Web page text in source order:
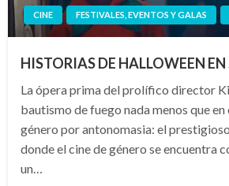
CINE FESTIVALES, EVENTOS Y GALAS
HISTORIAS DE HALLOWEEN EN
La ópera prima del prolífico director
bautismo de fuego nada menos que
género por antonomasia: el
donde el cine de género se encuentra
un…